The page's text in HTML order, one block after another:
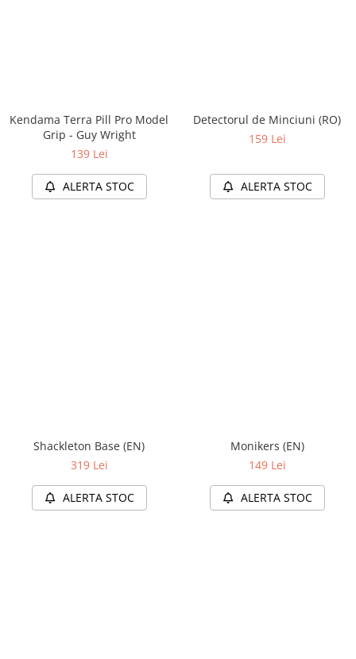
Kendama Terra Pill Pro Model
Grip - Guy Wright
139 Lei
ALERTA STOC
Detectorul de Minciuni (RO)
159 Lei
ALERTA STOC
Shackleton Base (EN)
319 Lei
ALERTA STOC
Monikers (EN)
149 Lei
ALERTA STOC